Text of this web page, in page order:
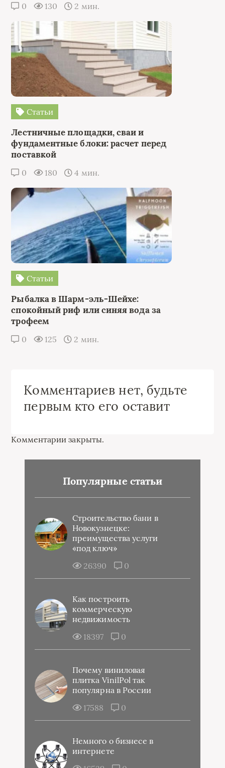
0 130 2 мин.
Статьи
Лестничные площадки, сваи и
фундаментные блоки: расчет перед
поставкой
0 180 4 мин.
Статьи
Рыбалка в Шарм-эль-Шейхе:
спокойный риф или синяя вода за
трофеем
0 125 2 мин.
Комментариев нет, будьте
первым кто его оставит
Комментарии закрыты.
Популярные статьи
Строительство бани в
Новокузнецке:
преимущества услуги
«под ключ»
26390
0
Как построить
коммерческую
недвижимость
18397
0
Почему виниловая
плитка VinilPol так
популярна в России
17588
0
Немного о бизнесе в
интернете